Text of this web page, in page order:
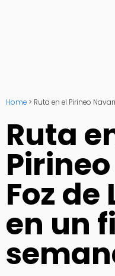
Home > Ruta en el Pirineo
Ruta
Foz
en un